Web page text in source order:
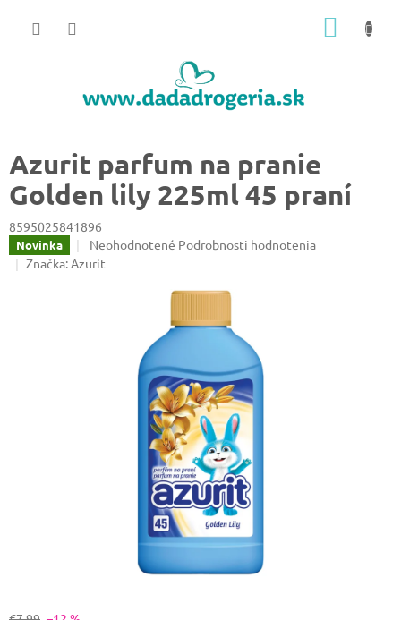
Azurit parfum na pranie
Golden lily 225ml 45 praní
8595025841896
Novinka
Priemerné
hodnotenie
hviezdičiek.
Neohodnotené Podrobnosti hodnotenia
Značka:Azurit